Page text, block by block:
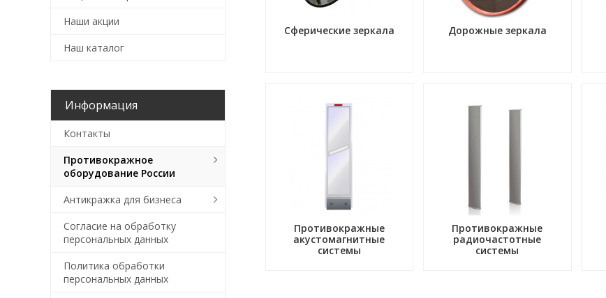
Сферические зеркала Дорожные зеркала
Противокражные
акустомагнитные
системы
Противокражные
радиочастотные
системы
Наши акции
Наш каталог
Информация
Контакты
Противокражное
оборудование России
Антикражка для бизнеса
Согласие на обработку
персональных данных
Политика обработки
персональных данных